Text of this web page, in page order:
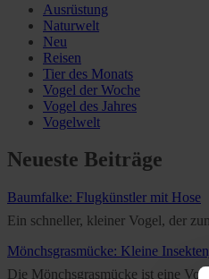
Ausrüstung
Naturwelt
Neu
Reisen
Tier des Monats
Vogel der Woche
Vogel des Jahres
Vogelwelt
Neueste Beiträge
Baumfalke: Flugkünstler mit Hose
Ein schneller, kleiner Vogel, der
Mönchsgrasmücke: Kleine
Die Mönchsgrasmücke ist eine